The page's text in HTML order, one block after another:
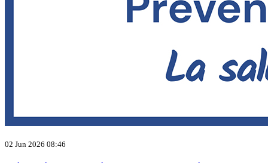
02 Jun 2026 08:46